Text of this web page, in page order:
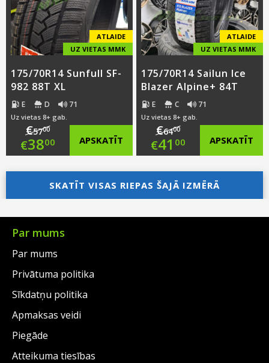
€35.00.
€36.00.
ATLAIDE
UZ VIETAS MMK
175/70R14 Sunfull SF-
982 88T XL
E D 71
Uz vietas 8+ gab.
€5700
Original
price
was:
€57.00.
€3800
Current
price
is:
€38.00.
APSKATĪT
ATLAIDE
UZ VIETAS MMK
175/70R14 Sailun Ice
Blazer Alpine+ 84T
E C 71
Uz vietas 8+ gab.
€6400
Original
price
was:
€64.00.
€41 00
Current
price
is:
APSKATĪT
SKATĪT VISAS RIEPAS ŠAJĀ IZMĒRĀ
Par mums
Par mums
Privātuma politika
Sīkdatņu politika
Apmaksas veidi
Piegāde
Atteikuma tiesības